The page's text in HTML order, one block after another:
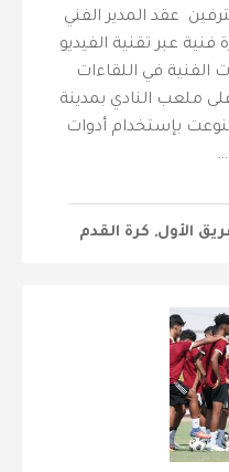
عقد المدير الفني
فنية عبر تقنية الفيديو
الفنية في اللقاءات
ملعب النادي بمدينة
بإستخدام أدوات
الأول, كرة القدم